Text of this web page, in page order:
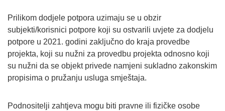
Prilikom dodjele potpora uzimaju se u obzir
subjekti/korisnici potpore koji su ostvarili uvjete za dodjelu
potpore u 2021. godini zaključno do kraja provedbe
projekta, koji su nužni za provedbu projekta odnosno koji
su nužni da se objekt privede namjeni sukladno zakonskim
propisima o pružanju usluga smještaja.
Podnositelji zahtjeva mogu biti pravne ili fizičke osobe